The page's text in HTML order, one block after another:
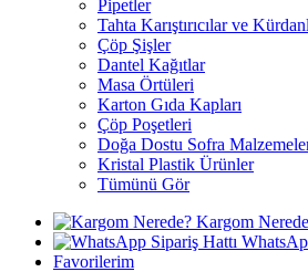
Pipetler
Tahta Karıştırıcılar ve
Çöp Şişler
Dantel Kağıtlar
Masa Örtüleri
Karton Gıda Kapları
Çöp Poşetleri
Doğa Dostu Sofra
Kristal Plastik Ürünler
Tümünü Gör
Kargom
Favorilerim